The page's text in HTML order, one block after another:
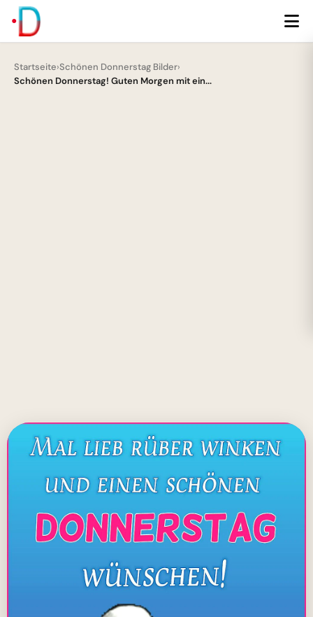
Startseite›Schönen Donnerstag Bilder›
Schönen Donnerstag! Guten Morgen mit ein...